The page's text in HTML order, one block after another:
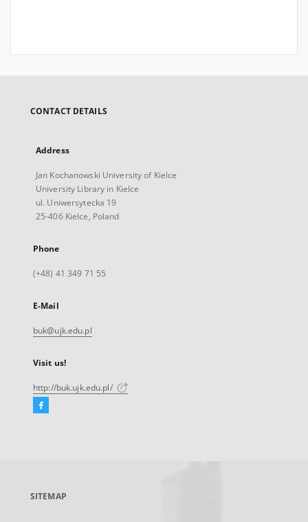
CONTACT DETAILS
Address
Jan Kochanowski University of Kielce
University Library in Kielce
ul. Uniwersytecka 19
25-406 Kielce, Poland
Phone
(+48) 41 349 71 55
E-Mail
buk@ujk.edu.pl
Visit us!
http://buk.ujk.edu.pl/
Facebook
new
SITEMAP